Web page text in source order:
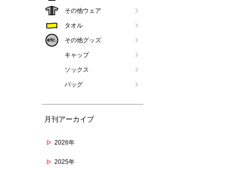
その他ウェア
タオル
その他グッズ
キャップ
ソックス
バッグ
月刊アーカイブ
2026年
2025年